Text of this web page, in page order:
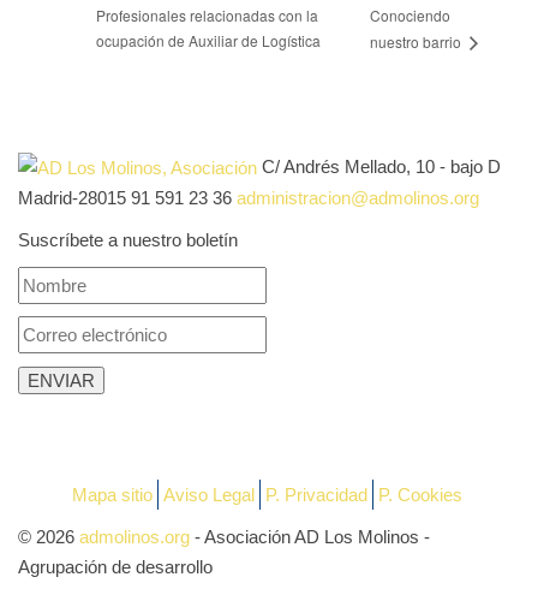
Profesionales relacionadas con la
ocupación de Auxiliar de Logística
Conociendo
nuestro barrio
C/ Andrés Mellado, 10 - bajo D
Madrid-28015 91 591 23 36 administracion@admolinos.org
Suscríbete a nuestro boletín
Mapa sitio Aviso Legal P. Privacidad P. Cookies
© 2026 admolinos.org - Asociación AD Los Molinos -
Agrupación de desarrollo